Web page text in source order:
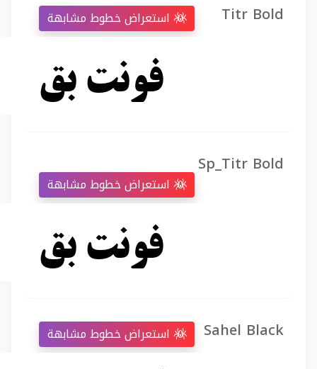
Titr Bold
Sp_Titr Bold
Sahel Black